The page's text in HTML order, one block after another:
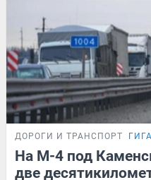
ДОРОГИ И ТРАНСПОРТ
На М-4 под
две